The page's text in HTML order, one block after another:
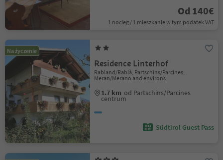
Od 140€
1 nocleg / 1 mieszkanie w tym podatek VAT
Na życzenie
Residence Linterhof
Rabland/Rablà, Partschins/Parcines,
Meran/Merano and environs
1.7 km od Partschins/Parcines
centrum
Südtirol Guest Pass